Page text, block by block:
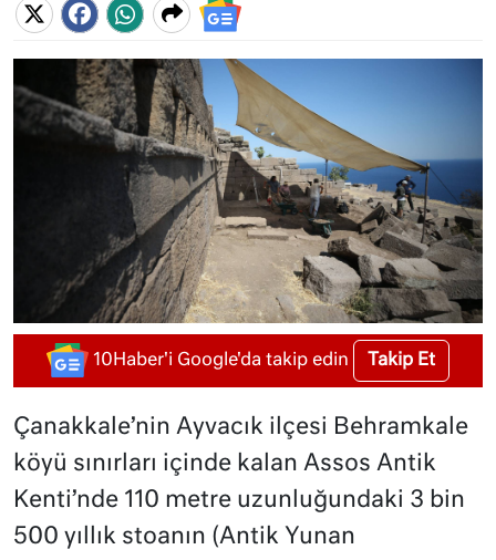
10Haber'i Google'da takip edin Takip Et
Çanakkale’nin Ayvacık ilçesi Behramkale
köyü sınırları içinde kalan Assos Antik
Kenti’nde 110 metre uzunluğundaki 3 bin
500 yıllık stoanın (Antik Yunan